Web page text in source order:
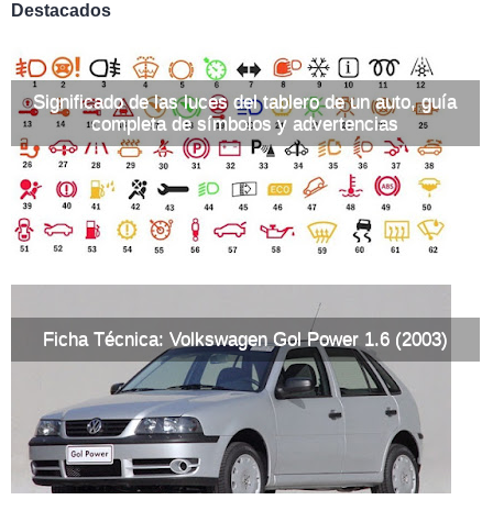
Destacados
Significado de las luces del tablero de un auto, guía
completa de símbolos y advertencias
Ficha Técnica: Volkswagen Gol Power 1.6 (2003)